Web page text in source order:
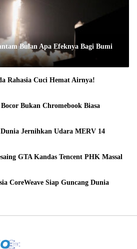
Bulan Apa Efeknya Bagi Bumi
Rahasia Cuci Hemat Airnya!
Bukan Chromebook Biasa
Jernihkan Udara MERV 14
GTA Kandas Tencent PHK Massal
CoreWeave Siap Guncang Dunia